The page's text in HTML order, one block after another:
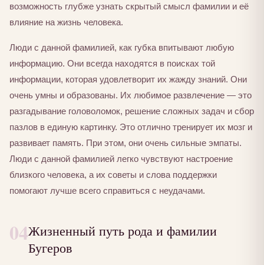
возможность глубже узнать скрытый смысл фамилии и её
влияние на жизнь человека.
Люди с данной фамилией, как губка впитывают любую
информацию. Они всегда находятся в поисках той
информации, которая удовлетворит их жажду знаний. Они
очень умны и образованы. Их любимое развлечение — это
разгадывание головоломок, решение сложных задач и сбор
пазлов в единую картинку. Это отлично тренирует их мозг и
развивает память. При этом, они очень сильные эмпаты.
Люди с данной фамилией легко чувствуют настроение
близкого человека, а их советы и слова поддержки
помогают лучше всего справиться с неудачами.
04Жизненный путь рода и фамилии
Бугеров